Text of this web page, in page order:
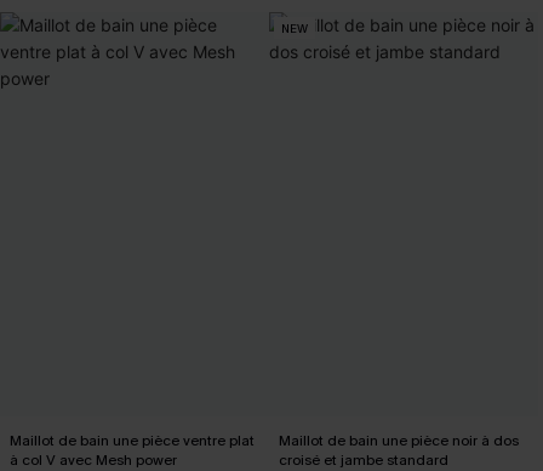
Maillot de bain une pièce ventre plat
à col V avec Mesh power
NEW
Maillot de bain une pièce noir à dos
croisé et jambe standard